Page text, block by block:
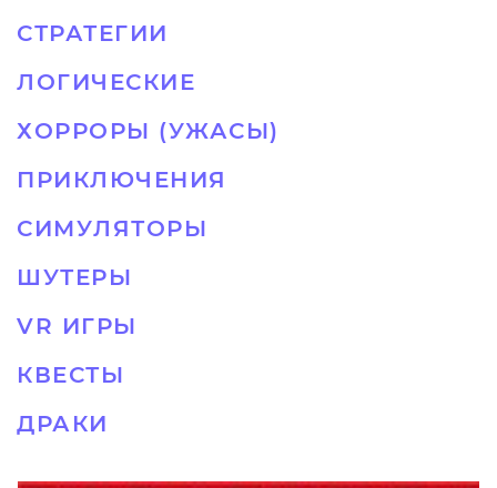
СТРАТЕГИИ
ЛОГИЧЕСКИЕ
ХОРРОРЫ (УЖАСЫ)
ПРИКЛЮЧЕНИЯ
СИМУЛЯТОРЫ
ШУТЕРЫ
VR ИГРЫ
КВЕСТЫ
ДРАКИ